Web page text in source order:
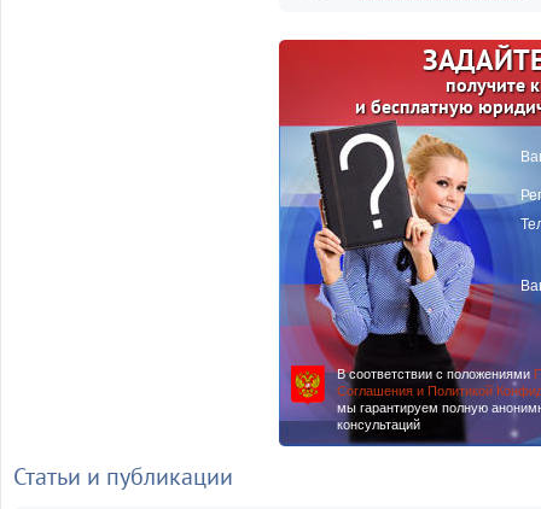
получите
и бесплатную
В соответствии с положениями
Соглашения и Политикой
мы гарантируем полную
консультаций
Статьи и публикации